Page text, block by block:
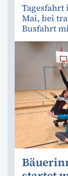
Mai, bei
Busfahrt